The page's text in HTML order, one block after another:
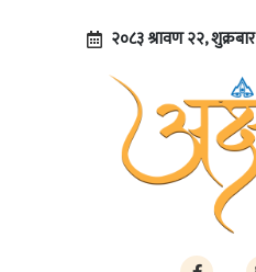
२०८३ श्रावण २२, शुक्रबार